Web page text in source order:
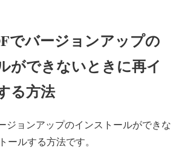
でバージョンアップの
ができないときに再イ
る方法
ジョンアップのインストールができな
ールする方法です。